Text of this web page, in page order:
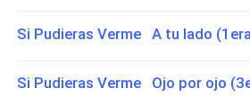
Si Pudieras Verme A tu lado
Si Pudieras Verme Ojo por ojo